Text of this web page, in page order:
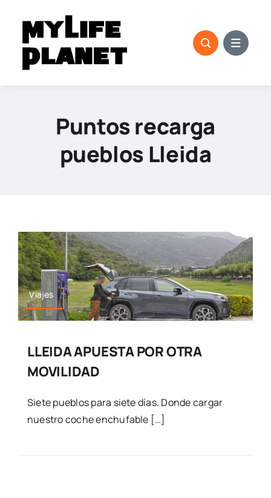
contenido
Puntos recarga
pueblos Lleida
Viajes
LLEIDA APUESTA POR OTRA
MOVILIDAD
Siete pueblos para siete días. Donde cargar
nuestro coche enchufable […]